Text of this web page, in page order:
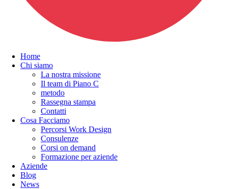
Home
Chi siamo
La nostra missione
Il team di Piano C
metodo
Rassegna stampa
Contatti
Cosa Facciamo
Percorsi Work Design
Consulenze
Corsi on demand
Formazione per aziende
Aziende
Blog
News